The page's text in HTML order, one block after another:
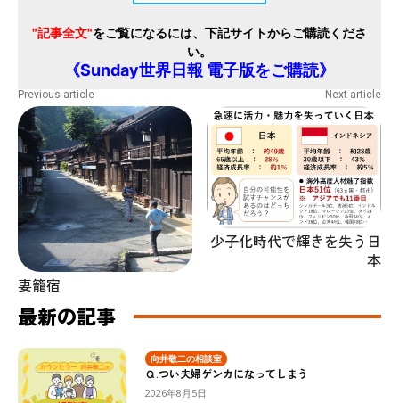
"記事全文"をご覧になるには、下記サイトからご購読くださ
い。
《Sunday世界日報 電子版をご購読》
Previous article
妻籠宿
Next article
少子化時代で輝きを失う日
本
最新の記事
向井敬二の相談室
Ｑ.つい夫婦ゲンカになってしまう
2026年8月5日